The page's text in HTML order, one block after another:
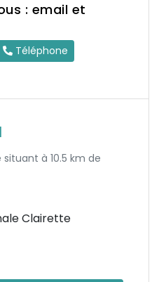
: email et
Téléphone
à 10.5 km de
Clairette